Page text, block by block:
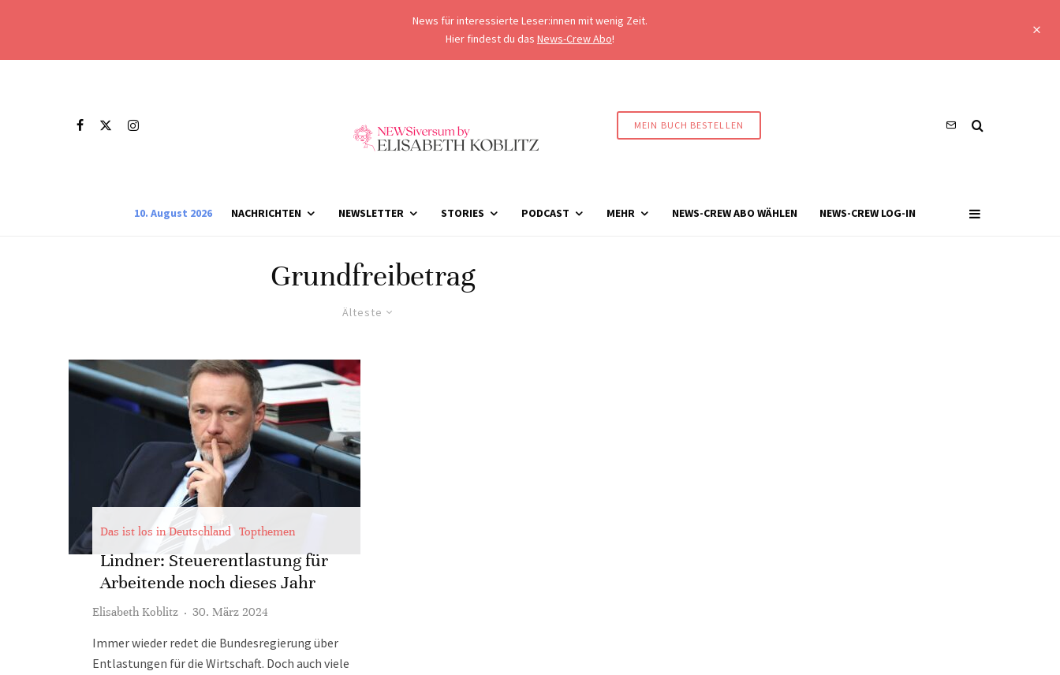
News für interessierte Leser:innen mit wenig Zeit.
Hier findest du das News-Crew Abo!
MEIN BUCH BESTELLEN
10. August 2026 NACHRICHTEN NEWSLETTER STORIES PODCAST MEHR NEWS-CREW ABO WÄHLEN NEWS-CREW LOG-IN
Grundfreibetrag
Älteste
Das ist los in Deutschland Topthemen
Lindner: Steuerentlastung für
Arbeitende noch dieses Jahr
Elisabeth Koblitz · 30. März 2024
Immer wieder redet die Bundesregierung über
Entlastungen für die Wirtschaft. Doch auch viele